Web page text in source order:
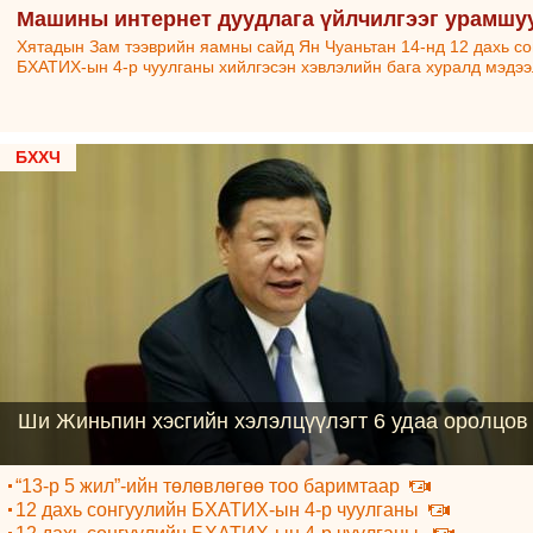
Машины интернет дуудлага үйлчилгээг
Хятадын Зам тээврийн яамны сайд Ян Чуаньтан 14-нд 12 дахь
БХАТИХ-ын 4-р чуулганы хийлгэсэн хэвлэлийн бага хуралд
БХХЧ
Ши Жиньпин хэсгийн хэлэлцүүлэгт 6 удаа оролцов
“13-р 5 жил”-ийн төлөвлөгөө тоо баримтаар
12 дахь сонгуулийн БХАТИХ-ын 4-р чуулганы